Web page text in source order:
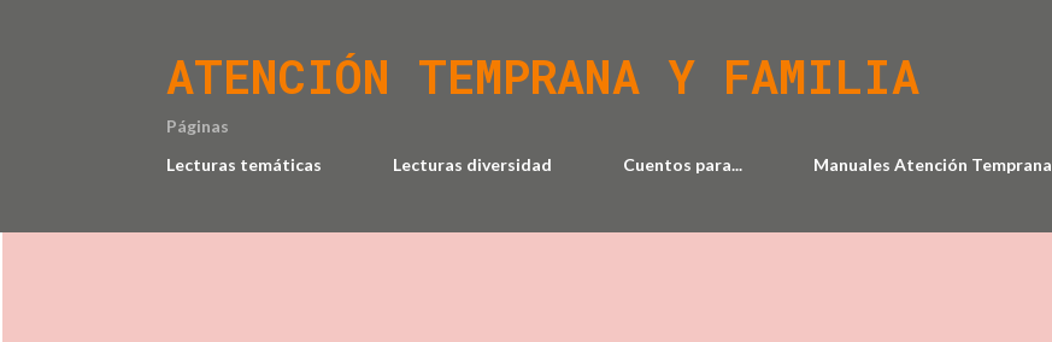
ATENCIÓN TEMPRANA Y FAMILIA
Páginas
Lecturas temáticas
Lecturas diversidad Cuentos para... Manuales Atención Temprana